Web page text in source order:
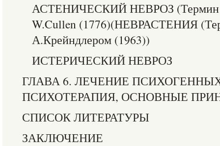
АСТЕНИЧЕСКИЙ НЕВРОЗ (Термин
W.Cullen (1776)(НЕВРАСТЕНИЯ
А.Крейндлером (1963))
ИСТЕРИЧЕСКИЙ НЕВРОЗ
ГЛАВА 6. ЛЕЧЕНИЕ
ПСИХОТЕРАПИЯ, ОСНОВНЫЕ
СПИСОК ЛИТЕРАТУРЫ
ЗАКЛЮЧЕНИЕ